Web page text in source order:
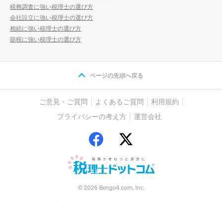
税務調査に強い税理士の選び方
会社設立に強い税理士の選び方
相続に強い税理士の選び方
節税に強い税理士の選び方
ページの先頭へ戻る
ご意見・ご質問 よくあるご質問
利用規約
プライバシーの考え方
運営会社
© 2026 Bengo4.com, Inc.